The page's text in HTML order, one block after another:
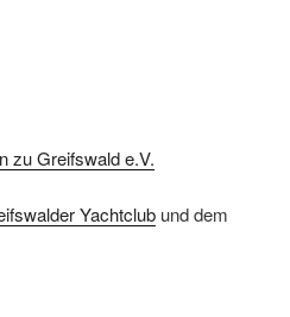
zu Greifswald e.V.
Yachtclub und dem